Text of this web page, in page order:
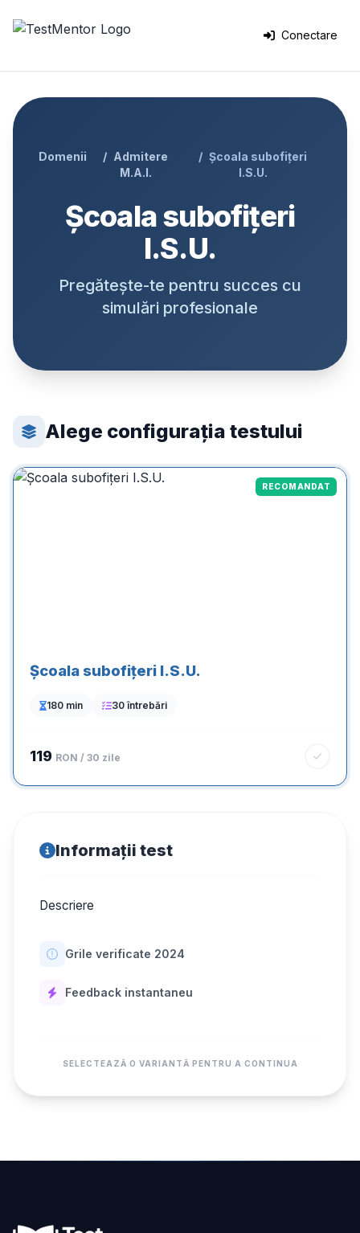
Conectare
Domenii
Admitere
M.A.I.
Școala subofițeri
I.S.U.
Școala subofițeri
I.S.U.
Pregătește-te pentru succes cu
simulări profesionale
Alege configurația testului
RECOMANDAT
Școala subofițeri I.S.U.
180 min 30 întrebări
119 RON / 30 zile
Informații test
Descriere
Grile verificate 2024
Feedback instantaneu
SELECTEAZĂ O VARIANTĂ PENTRU A CONTINUA